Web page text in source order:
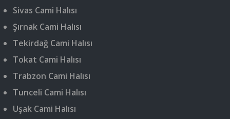
Sivas Cami Halısı
Şırnak Cami Halısı
Tekirdağ Cami Halısı
Tokat Cami Halısı
Trabzon Cami Halısı
Tunceli Cami Halısı
Uşak Cami Halısı